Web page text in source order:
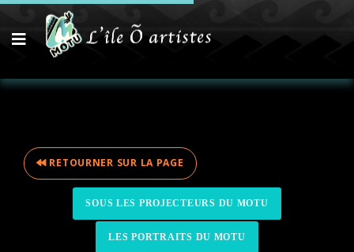
RETOURNER SUR LA PAGE
SOUS LES PROJECTEURS DU MOTU
LES PORTRAITS DU MOTU